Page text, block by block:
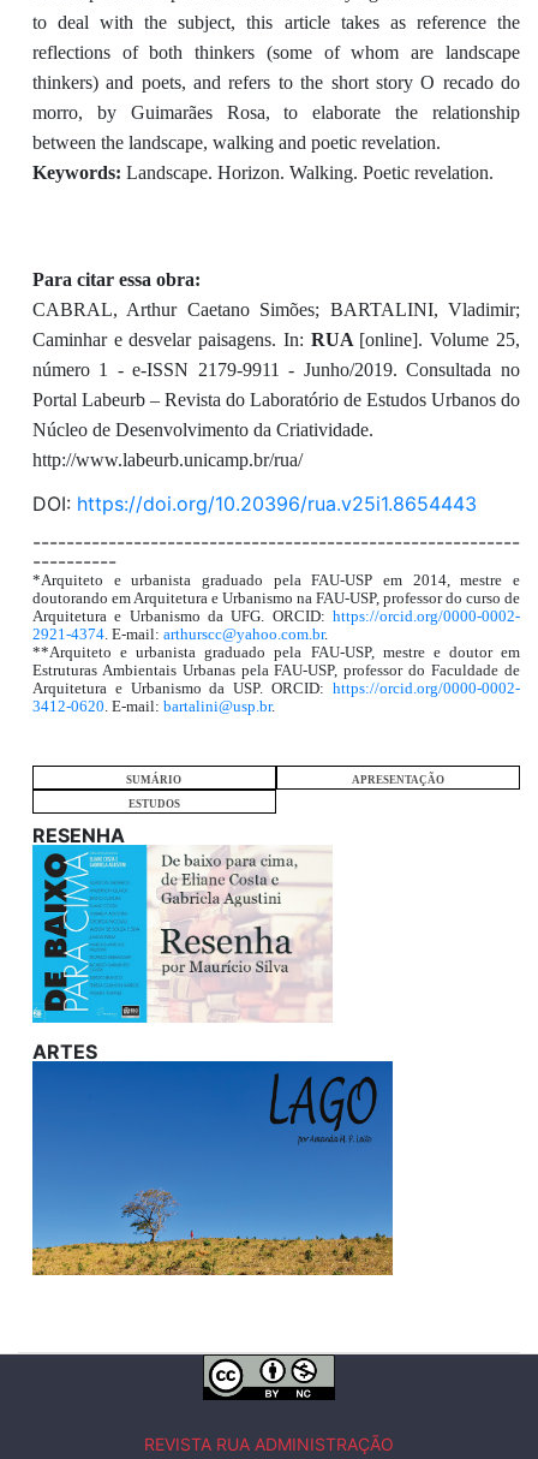
to deal with the subject, this article takes as reference the
reflections of both thinkers (some of whom are landscape
thinkers) and poets, and refers to the short story O recado do
morro, by Guimarães Rosa, to elaborate the relationship
between the landscape, walking and poetic revelation.
Keywords: Landscape. Horizon. Walking. Poetic revelation.
Para citar essa obra:
CABRAL, Arthur Caetano Simões; BARTALINI, Vladimir;
Caminhar e desvelar paisagens. In: RUA [online]. Volume 25,
número 1 - e-ISSN 2179-9911 - Junho/2019. Consultada no
Portal Labeurb – Revista do Laboratório de Estudos Urbanos do
Núcleo de Desenvolvimento da Criatividade.
http://www.labeurb.unicamp.br/rua/
DOI: https://doi.org/10.20396/rua.v25i1.8654443
----------------------------------------------------------
----------
*Arquiteto e urbanista graduado pela FAU-USP em 2014, mestre e
doutorando em Arquitetura e Urbanismo na FAU-USP, professor do curso de
Arquitetura e Urbanismo da UFG. ORCID: https://orcid.org/0000-0002-
2921-4374. E-mail: arthurscc@yahoo.com.br.
**Arquiteto e urbanista graduado pela FAU-USP, mestre e doutor em
Estruturas Ambientais Urbanas pela FAU-USP, professor do Faculdade de
Arquitetura e Urbanismo da USP. ORCID: https://orcid.org/0000-0002-
3412-0620 . E-mail: bartalini@usp.br.
SUMÁRIO
APRESENTAÇÃO
ESTUDOS
RESENHA
ARTES
REVISTA RUA ADMINISTRAÇÃO